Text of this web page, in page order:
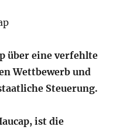
über eine verfehlte
Wettbewerb und
Steuerung.
ist die